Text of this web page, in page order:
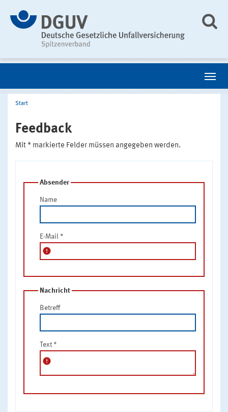
Start
Feedback
Mit * markierte Felder müssen angegeben werden.
Absender
Name
E-Mail *
error
Nachricht
Betreff
Text *
error